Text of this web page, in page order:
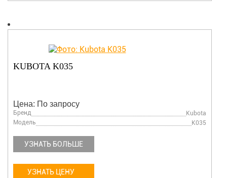
KUBOTA K035
Цена: По запросу
Бренд
Kubota
Модель
K035
УЗНАТЬ БОЛЬШЕ
УЗНАТЬ ЦЕНУ